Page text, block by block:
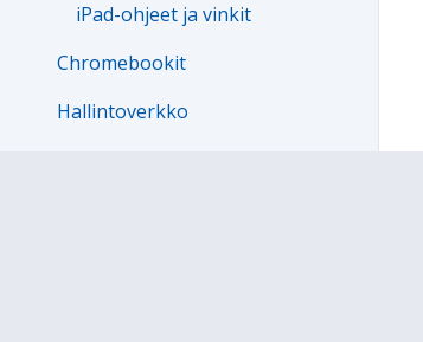
iPad-ohjeet ja vinkit
Chromebookit
Hallintoverkko